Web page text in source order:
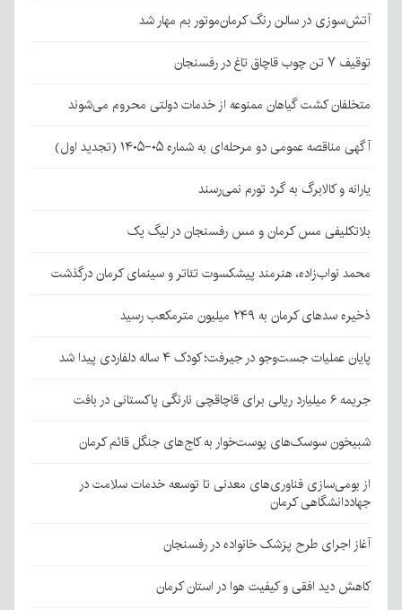
آتش‌سوزی در سالن رنگ کرمان‌موتور بم مهار شد
توقیف ۷ تن چوب قاچاق تاغ در رفسنجان
متخلفان کشت گیاهان ممنوعه از خدمات دولتی محروم می‌شوند
آگهی مناقصه عمومی دو مرحله‌ای به شماره ۰۵-۱۴۰۵ (تجدید اول)
یارانه و کالابرگ به گرد تورم نمی‌رسند
بلاتکلیفی مس کرمان و مس رفسنجان در لیگ یک
محمد نواب‌زاده، هنرمند پیشکسوت تئاتر و سینمای کرمان درگذشت
ذخیره سدهای کرمان به ۲۴۹ میلیون مترمکعب رسید
پایان عملیات جست‌وجو در جیرفت؛ کودک ۴ ساله دلفاردی پیدا شد
جریمه ۶ میلیارد ریالی برای قاچاقچی نارنگی پاکستانی در بافت
شبیخون سوسک‌های پوست‌خوار به کاج‌های جنگل قائم کرمان
از بومی‌سازی فناوری‌های معدنی تا توسعه خدمات سلامت در
جهاددانشگاهی کرمان
آغاز اجرای طرح پزشک خانواده در رفسنجان
کاهش دید افقی و کیفیت هوا در استان کرمان